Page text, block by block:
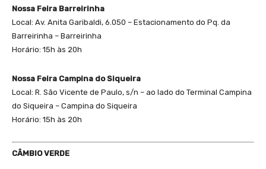
Nossa Feira Barreirinha
Local: Av. Anita Garibaldi, 6.050 – Estacionamento do Pq. da
Barreirinha – Barreirinha
Horário: 15h às 20h
Nossa Feira Campina do Siqueira
Local: R. São Vicente de Paulo, s/n – ao lado do Terminal Campina
do Siqueira – Campina do Siqueira
Horário: 15h às 20h
CÂMBIO VERDE